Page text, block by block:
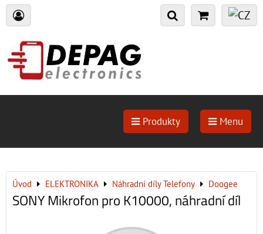
Produkty Menu
Úvod ELEKTRONIKA Náhradní díly Telefony Doogee
SONY Mikrofon pro K10000, náhradní díl